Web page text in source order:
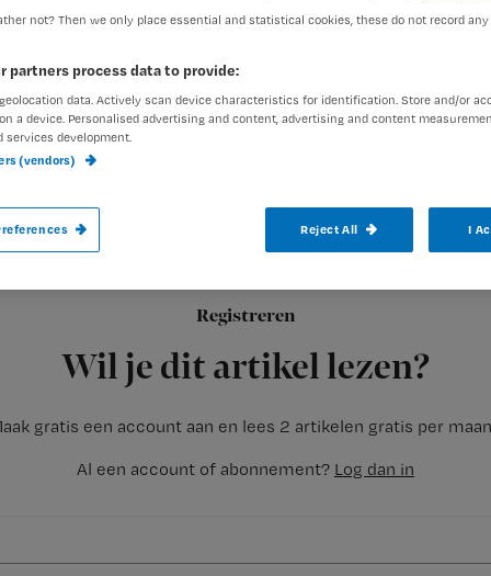
Registreren
Wil je dit artikel lezen?
gratis een account aan en lees 2 artikelen gratis per
Al een account of abonnement? Log dan in
AMSTERDAM – Twee AMC
een traumachirurg vertrokken naar
gebied op Java.
not? Then we only place essential and statistical cookies, these do not record
partners process data to provide:
data. Actively scan device characteristics for identification. Store and/or
a device. Personalised advertising and content, advertising and content
services development.
(vendors)
Reject All I